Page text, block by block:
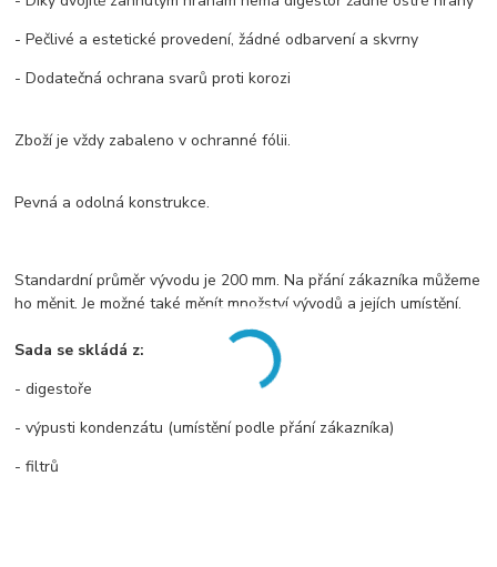
- Pečlivé a estetické provedení, žádné odbarvení a skvrny
- Dodatečná ochrana svarů proti korozi
Zboží je vždy zabaleno v ochranné fólii.
Pevná a odolná konstrukce.
Standardní průměr vývodu je 200 mm. Na přání zákazníka můžeme
ho měnit. Je možné také měnít množství vývodů a jejích umístění.
Sada se skládá z:
- digestoře
- výpusti kondenzátu (umístění podle přání zákazníka)
- filtrů